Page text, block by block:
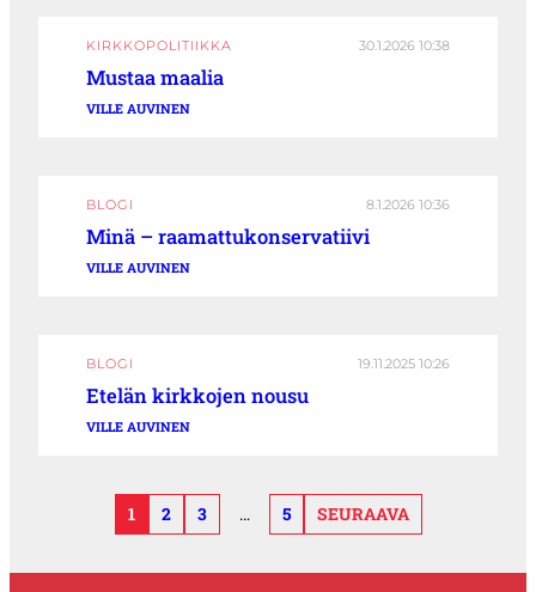
KIRKKOPOLITIIKKA 30.1.2026 10:38
Mustaa maalia
VILLE AUVINEN
BLOGI 8.1.2026 10:36
Minä – raamattukonservatiivi
VILLE AUVINEN
BLOGI 19.11.2025 10:26
Etelän kirkkojen nousu
VILLE AUVINEN
1 2 3 … 5 SEURAAVA